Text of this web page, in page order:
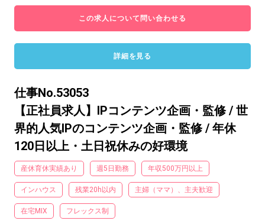
この求人について問い合わせる
詳細を見る
仕事No.53053
【正社員求人】IPコンテンツ企画・監修 / 世
界的人気IPのコンテンツ企画・監修 / 年休
120日以上・土日祝休みの好環境
産休育休実績あり 週5日勤務 年収500万円以上
インハウス 残業20h以内 主婦（ママ）、主夫歓迎
在宅MIX フレックス制